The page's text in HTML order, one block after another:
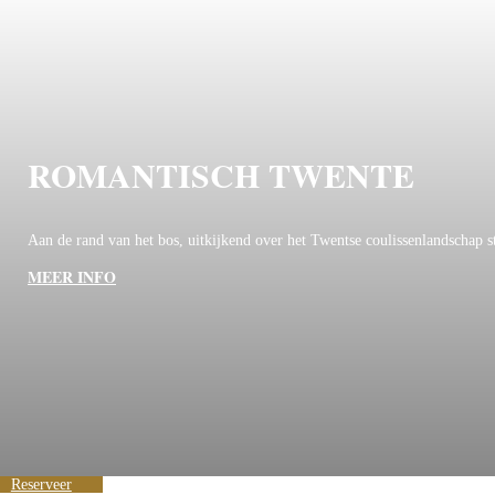
ROMANTISCH TWENTE
Aan de rand van het bos, uitkijkend over het Twentse coulissenlandschap
MEER INFO
Reserveer